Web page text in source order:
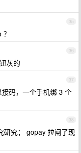
35
36
灰的
37
码，一个手机绑 3 个
38
研究； gopay 拉闸了现